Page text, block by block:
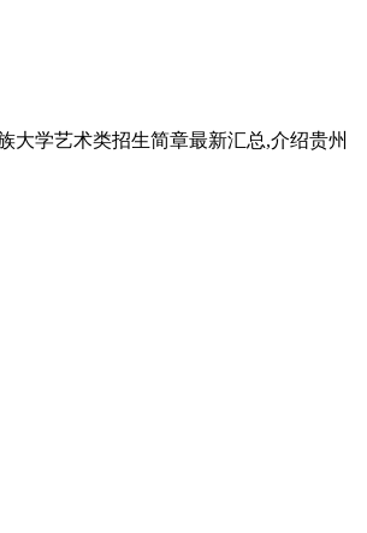
大学艺术类招生简章最新汇总,介绍贵州